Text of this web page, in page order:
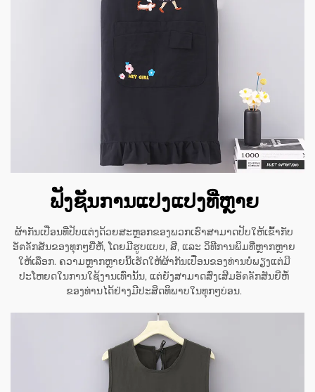
ຟັງຊັນການແປງແປງທີ່ຫຼາຍ
ຜ້າກັນເປື່ອນທີ່ປັບແຕ່ງດ້ວຍສະຫຼອກຂອງພວກເຮົາສາມາດປັບໃຫ້ເຂົ້າກັບ
ອັตลັກສັນຂອງທຸກໆຍີ່ຫໍ້, ໂດຍມີຮູບແບບ, ສີ, ແລະ ວິທີການພິມທີ່ຫຼາກຫຼາຍ
ໃຫ້ເລືອກ. ຄວາມຫຼາກຫຼາຍນີ້ເຮັດໃຫ້ຜ້າກັນເປື່ອນຂອງທ່ານບໍ່ພຽງແຕ່ມີ
ປະໂຫຍດໃນການໃຊ້ງານເທົ່ານັ້ນ, ແຕ່ຍັງສາມາດສົ່ງເສີມອັตลັກສັນຍີ່ຫໍ້
ຂອງທ່ານໄດ້ຢ່າງມີປະສິດທິພາບໃນທຸກໆບ່ອນ.